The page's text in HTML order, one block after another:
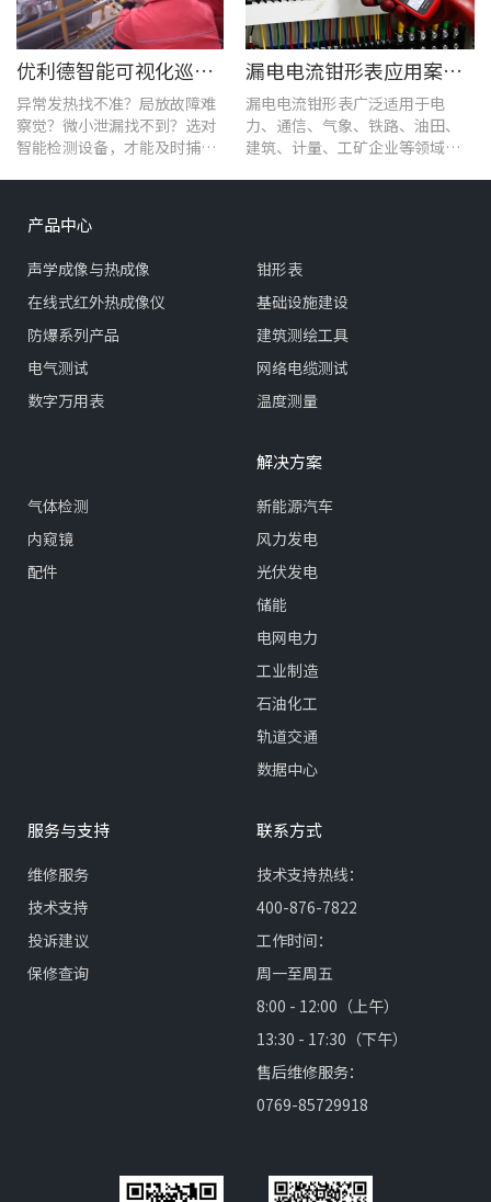
优利德智能可视化巡检方案，护航油气行业高效运维
异常发热找不准？局放故障难
察觉？微小泄漏找不到？选对
智能检测设备，才能及时捕捉
漏电电流钳形表应用案例：电气设备检测
漏电电流钳形表广泛适用于电
力、通信、气象、铁路、油田、
建筑、计量、工矿企业等领域的
产品中心
声学成像与热成像
在线式红外热成像仪
防爆系列产品
电气测试
数字万用表
钳形表
基础设施建设
建筑测绘工具
网络电缆测试
温度测量
气体检测
内窥镜
配件
解决方案
新能源汽车
风力发电
光伏发电
储能
电网电力
工业制造
石油化工
轨道交通
数据中心
服务与支持
维修服务
技术支持
投诉建议
保修查询
联系方式
技术支持热线：
400-876-7822
工作时间：
周一至周五
8:00 - 12:00（上午）
13:30 - 17:30（下午）
售后维修服务：
0769-85729918